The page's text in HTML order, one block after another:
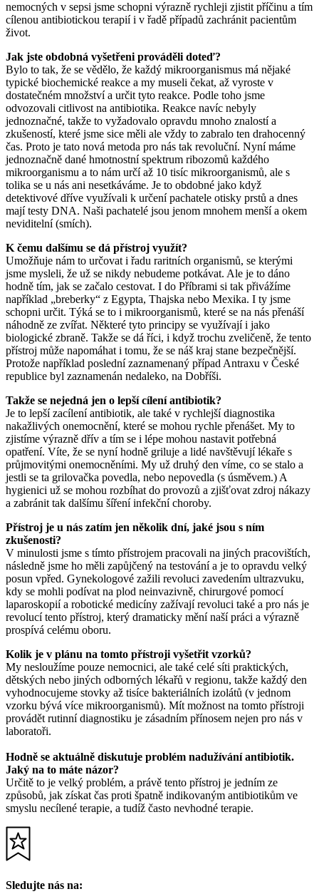
nemocných v sepsi jsme schopni výrazně rychleji zjistit příčinu a tím
cílenou antibiotickou terapií i v řadě případů zachránit pacientům
život.
Jak jste obdobná vyšetřeni prováděli doteď?
Bylo to tak, že se vědělo, že každý mikroorganismus má nějaké
typické biochemické reakce a my museli čekat, až vyroste v
dostatečném množství a určit tyto reakce. Podle toho jsme
odvozovali citlivost na antibiotika. Reakce navíc nebyly
jednoznačné, takže to vyžadovalo opravdu mnoho znalostí a
zkušeností, které jsme sice měli ale vždy to zabralo ten drahocenný
čas. Proto je tato nová metoda pro nás tak revoluční. Nyní máme
jednoznačně dané hmotnostní spektrum ribozomů každého
mikroorganismu a to nám určí až 10 tisíc mikroorganismů, ale s
tolika se u nás ani nesetkáváme. Je to obdobné jako když
detektivové dříve využívali k určení pachatele otisky prstů a dnes
mají testy DNA. Naši pachatelé jsou jenom mnohem menší a okem
neviditelní (smích).
K čemu dalšímu se dá přístroj využít?
Umožňuje nám to určovat i řadu raritních organismů, se kterými
jsme mysleli, že už se nikdy nebudeme potkávat. Ale je to dáno
hodně tím, jak se začalo cestovat. I do Příbrami si tak přivážíme
například „breberky“ z Egypta, Thajska nebo Mexika. I ty jsme
schopni určit. Týká se to i mikroorganismů, které se na nás přenáší
náhodně ze zvířat. Některé tyto principy se využívají i jako
biologické zbraně. Takže se dá říci, i když trochu zveličeně, že tento
přístroj může napomáhat i tomu, že se náš kraj stane bezpečnější.
Protože například poslední zaznamenaný případ Antraxu v České
republice byl zaznamenán nedaleko, na Dobříši.
Takže se nejedná jen o lepší cílení antibiotik?
Je to lepší zacílení antibiotik, ale také v rychlejší diagnostika
nakažlivých onemocnění, které se mohou rychle přenášet. My to
zjistíme výrazně dřív a tím se i lépe mohou nastavit potřebná
opatření. Víte, že se nyní hodně griluje a lidé navštěvují lékaře s
průjmovitými onemocněními. My už druhý den víme, co se stalo a
jestli se ta grilovačka povedla, nebo nepovedla (s úsměvem.) A
hygienici už se mohou rozbíhat do provozů a zjišťovat zdroj nákazy
a zabránit tak dalšímu šíření infekční choroby.
Přístroj je u nás zatím jen několik dní, jaké jsou s ním
zkušenosti?
V minulosti jsme s tímto přístrojem pracovali na jiných pracovištích,
následně jsme ho měli zapůjčený na testování a je to opravdu velký
posun vpřed. Gynekologové zažili revoluci zavedením ultrazvuku,
kdy se mohli podívat na plod neinvazivně, chirurgové pomocí
laparoskopií a robotické medicíny zažívají revoluci také a pro nás je
revolucí tento přístroj, který dramaticky mění naší práci a výrazně
prospívá celému oboru.
Kolik je v plánu na tomto přístroji vyšetřit vzorků?
My nesloužíme pouze nemocnici, ale také celé síti praktických,
dětských nebo jiných odborných lékařů v regionu, takže každý den
vyhodnocujeme stovky až tisíce bakteriálních izolátů (v jednom
vzorku bývá více mikroorganismů). Mít možnost na tomto přístroji
provádět rutinní diagnostiku je zásadním přínosem nejen pro nás v
laboratoři.
Hodně se aktuálně diskutuje problém nadužívání antibiotik.
Jaký na to máte názor?
Určitě to je velký problém, a právě tento přístroj je jedním ze
způsobů, jak získat čas proti špatně indikovaným antibiotikům ve
smyslu necílené terapie, a tudíž často nevhodné terapie.
Sledujte nás na: